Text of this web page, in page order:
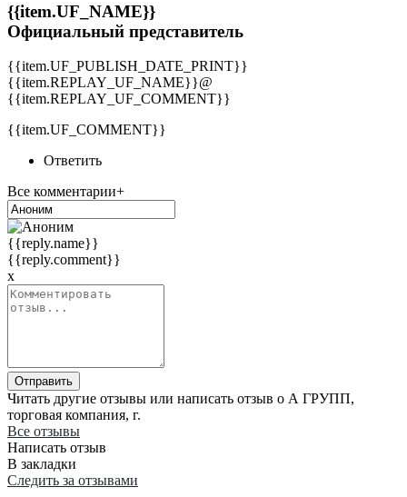
{{item.UF_NAME}}
Официальный представитель
{{item.UF_PUBLISH_DATE_PRINT}}
{{item.REPLAY_UF_NAME}}@
{{item.REPLAY_UF_COMMENT}}
{{item.UF_COMMENT}}
Ответить
Все комментарии+
{{reply.name}}
{{reply.comment}}
x
Отправить
Читать другие отзывы или написать отзыв о А ГРУПП,
торговая компания, г.
Все отзывы
Написать отзыв
В закладки
Следить за отзывами